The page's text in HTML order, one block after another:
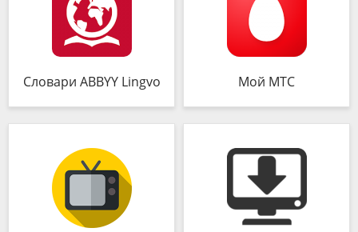
Словари ABBYY Lingvo Мой МТС